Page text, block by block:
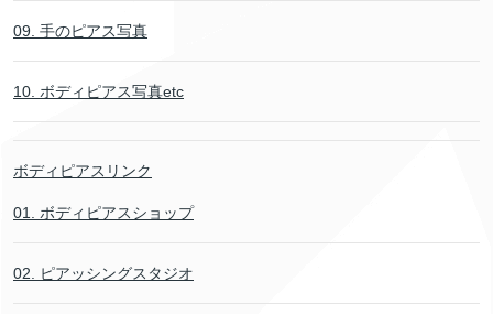
09. 手のピアス写真
10. ボディピアス写真etc
ボディピアスリンク
01. ボディピアスショップ
02. ピアッシングスタジオ